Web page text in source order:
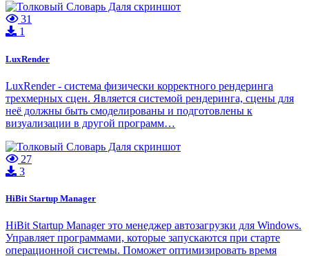
31
1
LuxRender
LuxRender - система физически корректного рендеринга
трехмерных сцен. Является системой рендеринга, сцены для
неё должны быть смоделированы и подготовлены к
визуализации в другой программ…
27
3
HiBit Startup Manager
HiBit Startup Manager это менеджер автозагрузки для Windows.
Управляет программами, которые запускаются при старте
операционной системы. Поможет оптимизировать время